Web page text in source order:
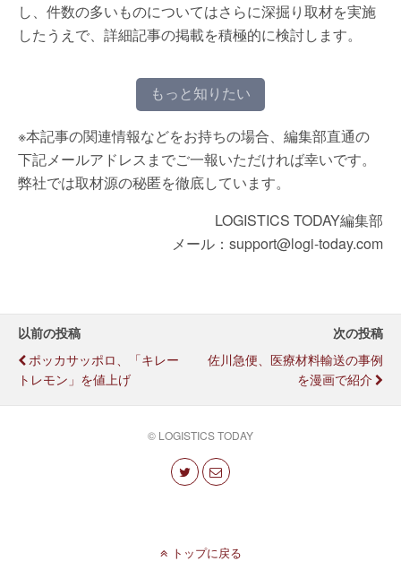
し、件数の多いものについてはさらに深掘り取材を実施
したうえで、詳細記事の掲載を積極的に検討します。
もっと知りたい
※本記事の関連情報などをお持ちの場合、編集部直通の
下記メールアドレスまでご一報いただければ幸いです。
弊社では取材源の秘匿を徹底しています。
LOGISTICS TODAY編集部
メール：support@logi-today.com
以前の投稿
ポッカサッポロ、「キレー
トレモン」を値上げ
次の投稿
佐川急便、医療材料輸送の事例
を漫画で紹介
© LOGISTICS TODAY
トップに戻る